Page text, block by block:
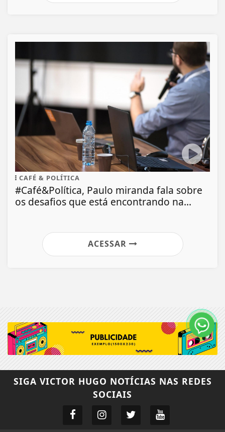
CAFÉ & POLÍTICA
#Café&Política, Paulo miranda fala sobre
os desafios que está encontrando na...
ACESSAR
SIGA VICTOR HUGO NOTÍCIAS NAS REDES
SOCIAIS